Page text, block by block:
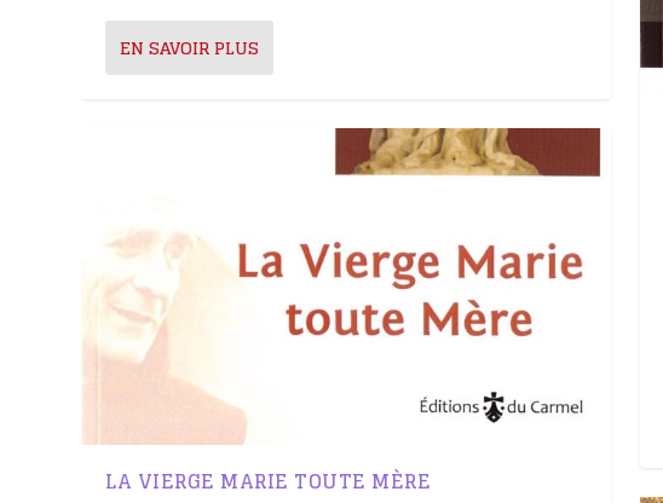
EN SAVOIR PLUS
LA VIERGE MARIE TOUTE MÈRE